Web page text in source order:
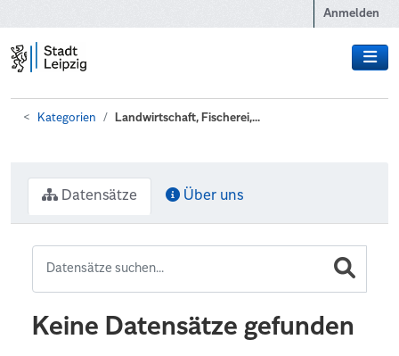
Anmelden
Kategorien Landwirtschaft, Fischerei,...
Datensätze Über uns
Keine Datensätze gefunden